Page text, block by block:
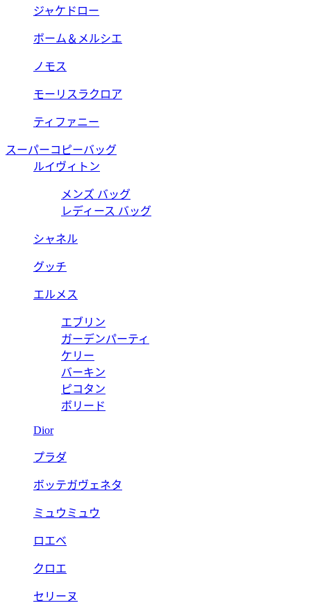
ジャケドロー
ボーム＆メルシエ
ノモス
モーリスラクロア
ティファニー
スーパーコピーバッグ
ルイヴィトン
メンズ バッグ
レディース バッグ
シャネル
グッチ
エルメス
エブリン
ガーデンパーティ
ケリー
バーキン
ピコタン
ボリード
Dior
プラダ
ボッテガヴェネタ
ミュウミュウ
ロエベ
クロエ
セリーヌ